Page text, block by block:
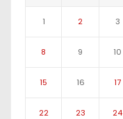
1 2 3
8 9 10
15 16 17
22 23 24